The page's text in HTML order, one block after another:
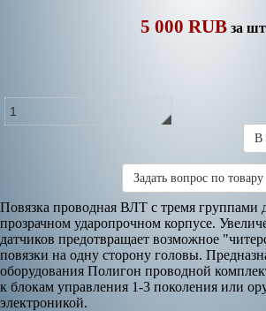
5 000 RUB за
В
Задать вопрос по товару
Повязка проводная ВЛТ c тремя группами
прозрачном ударопрочном корпусе.
датчиков предотвращает возможное
повязки на одну сторону головы.
оборудования Полигон проводной
к блокам управления 1-3 поколения или
электроникой.